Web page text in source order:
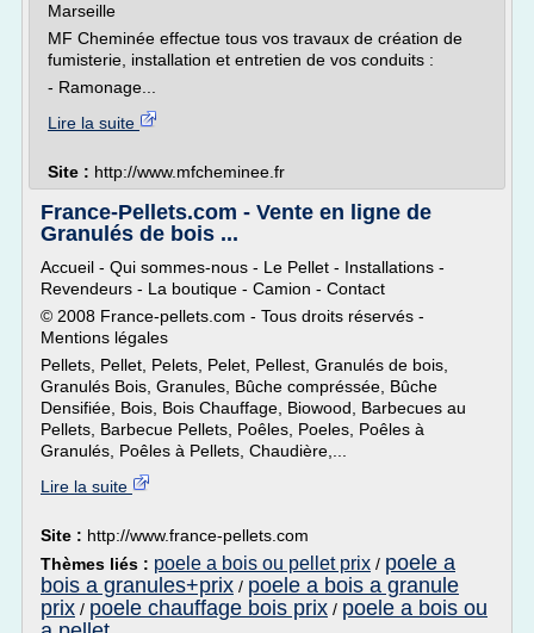
Marseille
MF Cheminée effectue tous vos travaux de création de
fumisterie, installation et entretien de vos conduits :
- Ramonage...
Lire la suite
Site : http://www.mfcheminee.fr
France-Pellets.com - Vente en ligne de
Granulés de bois ...
Accueil - Qui sommes-nous - Le Pellet - Installations -
Revendeurs - La boutique - Camion - Contact
© 2008 France-pellets.com - Tous droits réservés -
Mentions légales
Pellets, Pellet, Pelets, Pelet, Pellest, Granulés de bois,
Granulés Bois, Granules, Bûche compréssée, Bûche
Densifiée, Bois, Bois Chauffage, Biowood, Barbecues au
Pellets, Barbecue Pellets, Poêles, Poeles, Poêles à
Granulés, Poêles à Pellets, Chaudière,...
Lire la suite
Site : http://www.france-pellets.com
Thèmes liés : poele a bois ou pellet prix / poele a
bois a granules+prix / poele a bois a granule
prix / poele chauffage bois prix / poele a bois ou